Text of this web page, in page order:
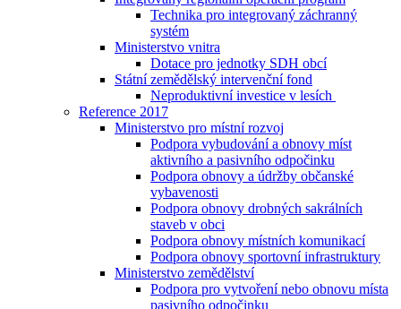
Technika pro integrovaný záchranný
systém
Ministerstvo vnitra
Dotace pro jednotky SDH obcí
Státní zemědělský intervenční fond
Neproduktivní investice v lesích
Reference 2017
Ministerstvo pro místní rozvoj
Podpora vybudování a obnovy míst
aktivního a pasivního odpočinku
Podpora obnovy a údržby občanské
vybavenosti
Podpora obnovy drobných sakrálních
staveb v obci
Podpora obnovy místních komunikací
Podpora obnovy sportovní infrastruktury
Ministerstvo zemědělství
Podpora pro vytvoření nebo obnovu místa
pasivního odpočinku